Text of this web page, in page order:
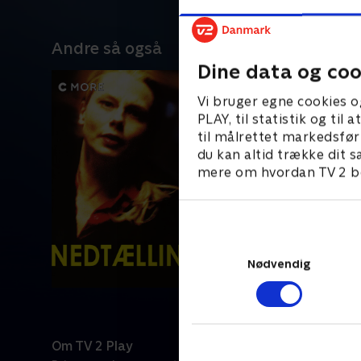
Dine data og
Vi bruger egne cookies
PLAY, til statistik og til
til målrettet
du kan altid trække dit
mere om hvordan TV 2
Nødvendig
Andre så også
Om TV 2 Play